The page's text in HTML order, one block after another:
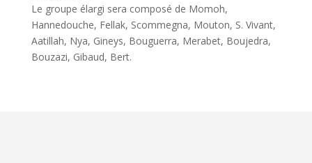
Le groupe élargi sera composé de Momoh,
Hannedouche, Fellak, Scommegna, Mouton, S. Vivant,
Aatillah, Nya, Gineys, Bouguerra, Merabet, Boujedra,
Bouzazi, Gibaud, Bert.